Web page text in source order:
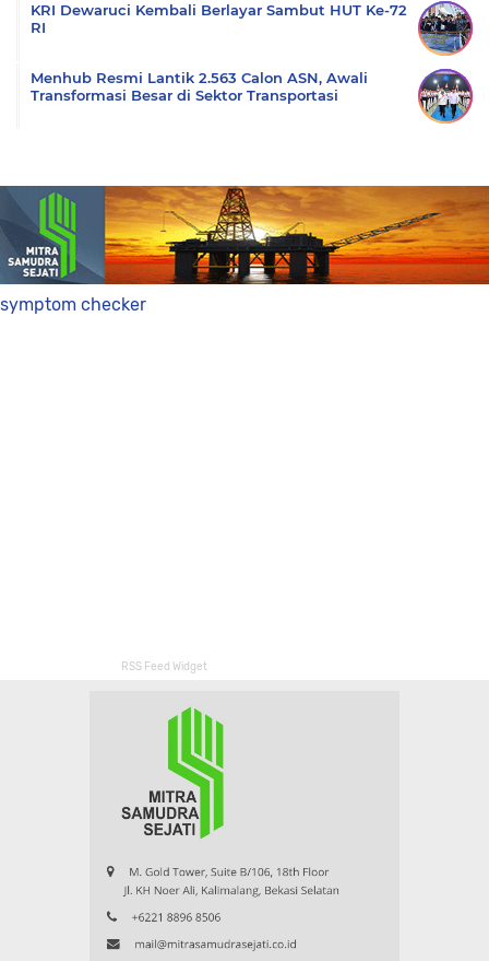
KRI Dewaruci Kembali Berlayar Sambut HUT Ke-72
RI
Menhub Resmi Lantik 2.563 Calon ASN, Awali
Transformasi Besar di Sektor Transportasi
symptom checker
RSS Feed Widget